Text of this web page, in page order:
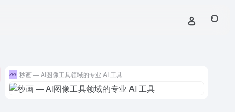
秒画 — AI图像工具领域的专业 AI 工具